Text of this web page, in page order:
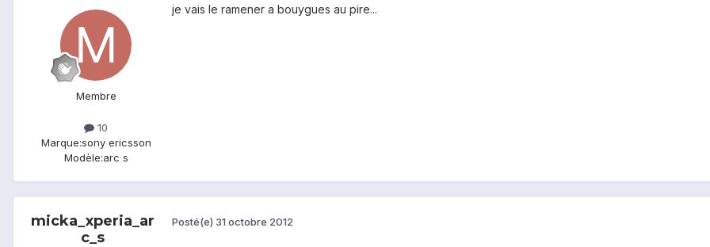
Membre
10
Marque:sony ericsson
Modèle:arc s
je vais le ramener a bouygues au pire...
micka_xperia_ar
c_s
Posté(e) 31 octobre 2012